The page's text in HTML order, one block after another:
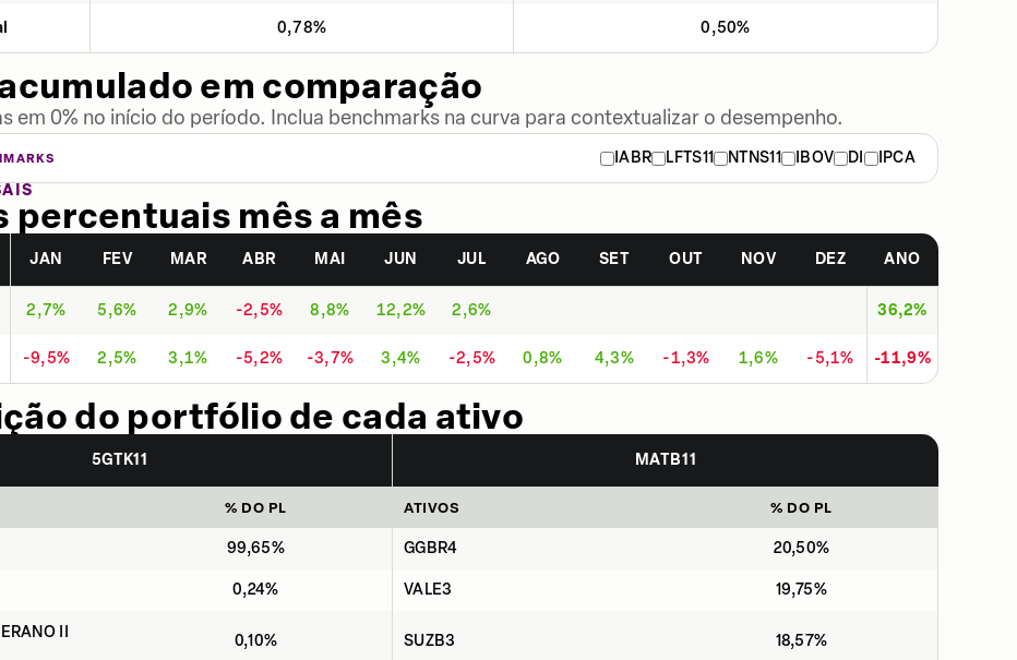
0,78%
0,50%
em comparação
em 0% no início do período. Inclua benchmarks na curva para contextualizar o desempenho.
IABR LFTS11 NTNS11 IBOV DI
IPCA
percentuais mês a mês
JAN FEV MAR ABR MAI JUN JUL AGO SET OUT NOV DEZ ANO
2,7% 5,6% 2,9% -2,5% 8,8% 12,2% 2,6% 36,2%
-9,5% 2,5% 3,1% -5,2% -3,7% 3,4% -2,5% 0,8% 4,3% -1,3% 1,6% -5,1%
-11,9%
do portfólio de cada ativo
5GTK11 MATB11
% DO PL ATIVOS % DO PL
99,65% GGBR4 20,50%
0,24% VALE3 19,75%
II
0,10% SUZB3 18,57%